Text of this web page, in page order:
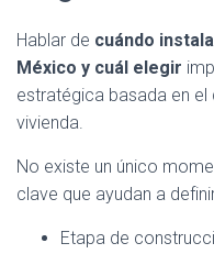
Hablar de cuándo
México y cuál elegir
estratégica basada en
vivienda.
No existe un único
clave que ayudan a
Etapa de